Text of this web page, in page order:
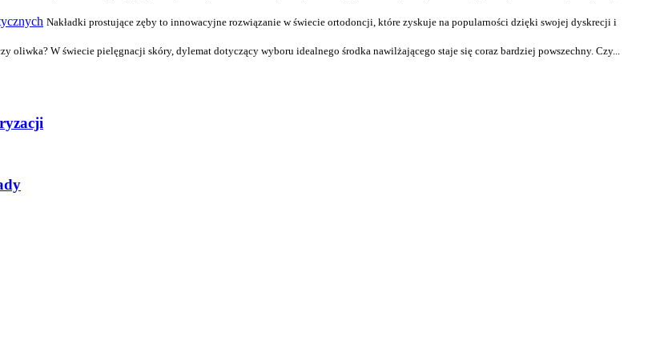
Nakładki prostujące zęby to innowacyjne rozwiązanie w świecie ortodoncji, które zyskuje na popularności dzięki swojej dyskrecji i
oliwka? W świecie pielęgnacji skóry, dylemat dotyczący wyboru idealnego środka nawilżającego staje się coraz bardziej powszechny. Czy...